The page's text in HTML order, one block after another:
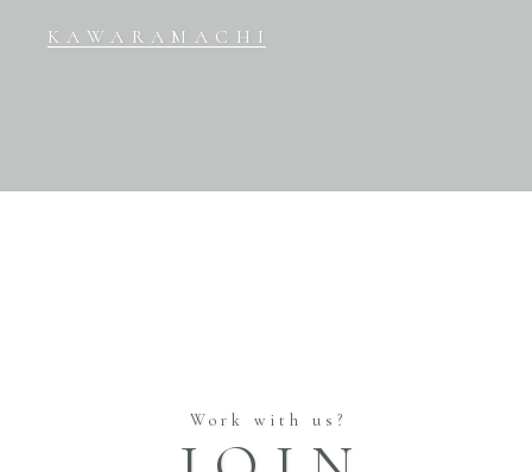
KAWARAMACHI
Work with us?